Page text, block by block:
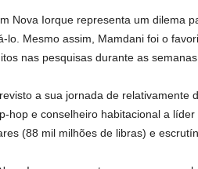
Nova Iorque representa um dilema
lo. Mesmo assim, Mamdani foi o
nas pesquisas durante as
a sua jornada de relativamente
hop e conselheiro habitacional a
(88 mil milhões de libras) e